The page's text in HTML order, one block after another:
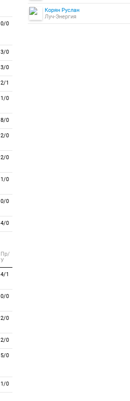
0/0
3/0
3/0
2/1
1/0
8/0
2/0
2/0
1/0
0/0
4/0
Пр/
У
4/1
0/0
2/0
2/0
5/0
1/0
Корян Руслан
Луч-Энергия